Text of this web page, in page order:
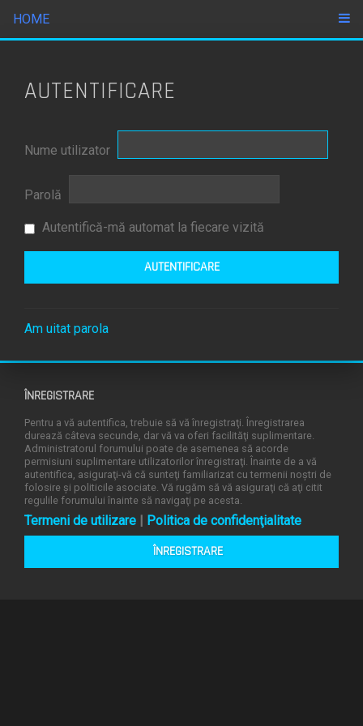
HOME
AUTENTIFICARE
Nume utilizator
Parolă
Autentifică-mă automat la fiecare vizită
Am uitat parola
ÎNREGISTRARE
Pentru a vă autentifica, trebuie să vă înregistraţi. Înregistrarea
durează câteva secunde, dar vă va oferi facilităţi suplimentare.
Administratorul forumului poate de asemenea să acorde
permisiuni suplimentare utilizatorilor înregistraţi. Înainte de a vă
autentifica, asiguraţi-vă că sunteţi familiarizat cu termenii noştri de
folosire şi politicile asociate. Vă rugăm să vă asiguraţi că aţi citit
regulile forumului înainte să navigaţi pe acesta.
Termeni de utilizare | Politica de confidenţialitate
ÎNREGISTRARE